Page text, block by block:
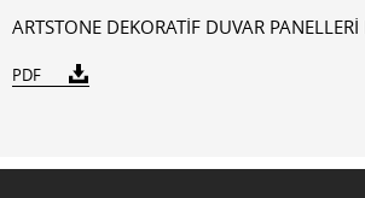
ARTSTONE DEKORATİF DUVAR
PDF